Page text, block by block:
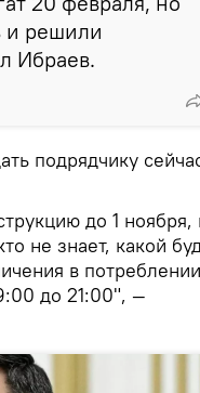
и решили
Ибраев.
подрядчику
до 1
не знает, какой
в потреблении
до 21:00", —